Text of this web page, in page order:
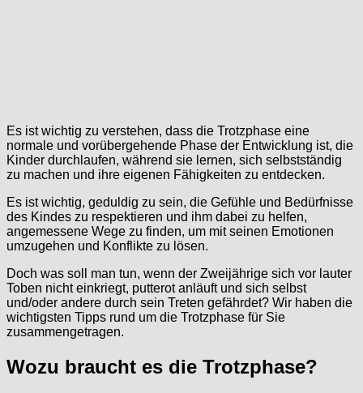
Es ist wichtig zu verstehen, dass die Trotzphase eine
normale und vorübergehende Phase der Entwicklung ist, die
Kinder durchlaufen, während sie lernen, sich selbstständig
zu machen und ihre eigenen Fähigkeiten zu entdecken.
Es ist wichtig, geduldig zu sein, die Gefühle und Bedürfnisse
des Kindes zu respektieren und ihm dabei zu helfen,
angemessene Wege zu finden, um mit seinen Emotionen
umzugehen und Konflikte zu lösen.
Doch was soll man tun, wenn der Zweijährige sich vor lauter
Toben nicht einkriegt, putterot anläuft und sich selbst
und/oder andere durch sein Treten gefährdet? Wir haben die
wichtigsten Tipps rund um die Trotzphase für Sie
zusammengetragen.
Wozu braucht es die Trotzphase?